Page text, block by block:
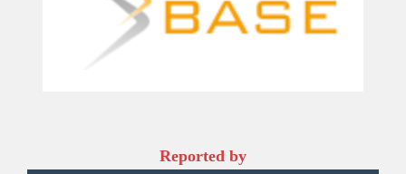
Reported by